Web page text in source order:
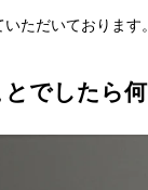
ただいております。
でしたら